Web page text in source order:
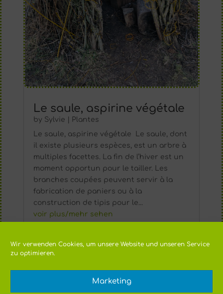
Wir verwenden Cookies, um unsere Website und unseren Service
zu optimieren.
Marketing
Le saule, aspirine végétale
by Sylvie
Plantes
Le saule, aspirine végétale Le saule, dont
il existe plusieurs espèces, est un arbre à
multiples facettes. La fin de l’hiver est un
moment opportun pour le tailler. Les
branches coupées peuvent servir à la
fabrication de paniers ou à la
construction de tipis pour le...
voir plus/mehr sehen
Protection de données Mentions légales